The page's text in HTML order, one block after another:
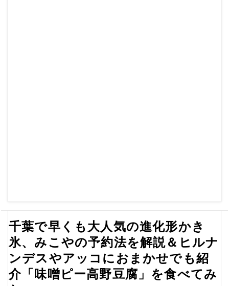
千葉で早くも大人気の進化形かき
氷、みこやの予約法を解説＆ヒルナ
ンデスやアッコにおまかせでも紹
介「味噌ピー高野豆腐」を食べてみ